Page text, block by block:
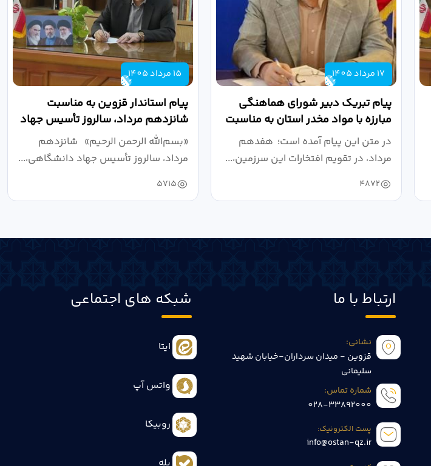
17 مرداد 1405
پیام تبریک دبیر شورای هماهنگی
مبارزه با مواد مخدر استان به مناسبت
روز خبرنگار...
در متن این پیام آمده است؛ هفدهم
مرداد، در تقویم افتخارات این سرزمین،...
4872
15 مرداد 1405
پیام استاندار قزوین به مناسبت
شانزدهم مرداد، سالروز تأسیس جهاد
دانشگاهی
«بسم‌الله الرحمن الرحیم» شانزدهم
مرداد، سالروز تأسیس جهاد دانشگاهی،...
5715
ارتباط با ما
نشانی:
قزوین - میدان سرداران-خیابان شهید
سلیمانی
شماره تماس:
028-33892000
پست الکترونیک:
info@ostan-qz.ir
شبکه های اجتماعی
ایتا
واتس آپ
روبیکا